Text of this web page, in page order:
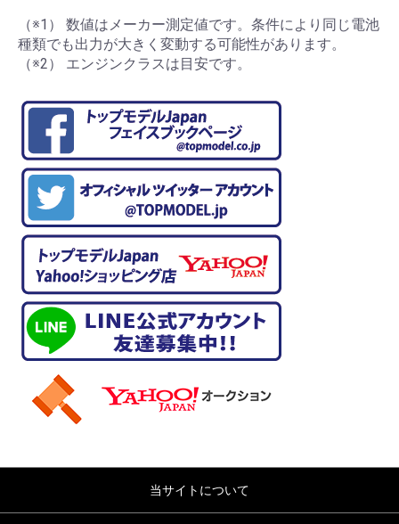
（※1） 数値はメーカー測定値です。条件により同じ電池
種類でも出力が大きく変動する可能性があります。
（※2） エンジンクラスは目安です。
当サイトについて